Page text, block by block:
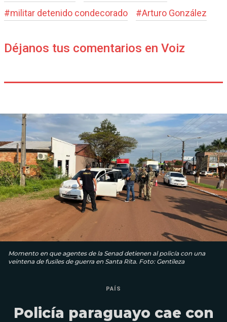
#militar detenido condecorado #Arturo González
Déjanos tus comentarios en Voiz
Momento en que agentes de la Senad detienen al policía con una
veintena de fusiles de guerra en Santa Rita. Foto: Gentileza
PAÍS
Policía paraguayo cae con